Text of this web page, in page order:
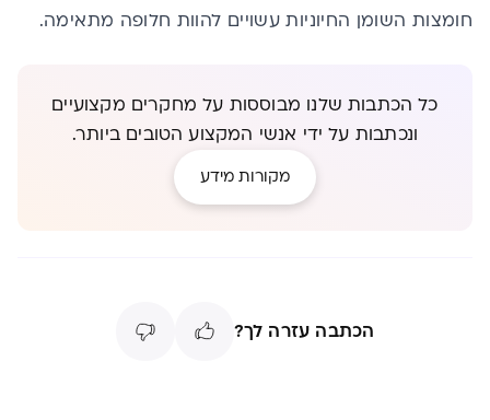
חומצות השומן החיוניות עשויים להוות חלופה מתאימה.
כל הכתבות שלנו מבוססות על מחקרים מקצועיים
ונכתבות על ידי אנשי המקצוע הטובים ביותר.
מקורות מידע
הכתבה עזרה לך?